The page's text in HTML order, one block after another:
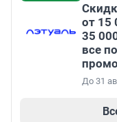
от 15
35
все
До 31